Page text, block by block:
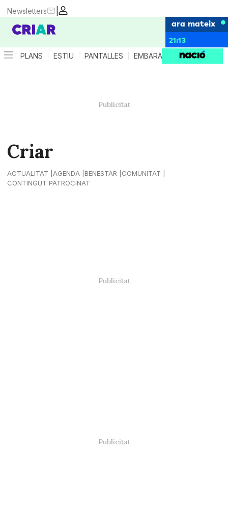
|
Newsletters
ara mateix
21:13
PLANS ESTIU PANTALLES EMBARÀS CRIANÇA
Criar
ACTUALITAT AGENDA BENESTAR
COMUNITAT
CONTINGUT PATROCINAT